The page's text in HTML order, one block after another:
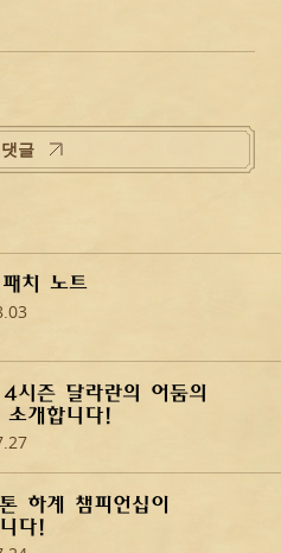
글
치 노트
시즌 달라란의 어둠의
소개합니다!
하계 챔피언십이
다!